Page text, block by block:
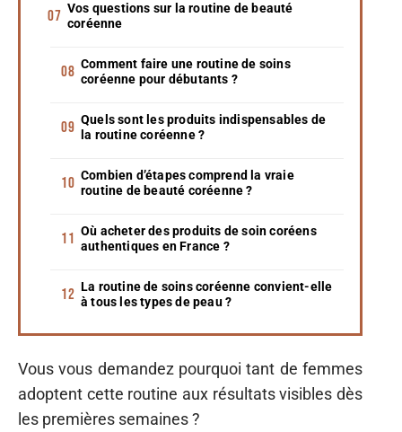
Vos questions sur la routine de beauté
coréenne
Comment faire une routine de soins
coréenne pour débutants ?
Quels sont les produits indispensables de
la routine coréenne ?
Combien d’étapes comprend la vraie
routine de beauté coréenne ?
Où acheter des produits de soin coréens
authentiques en France ?
La routine de soins coréenne convient-elle
à tous les types de peau ?
Vous vous demandez pourquoi tant de femmes
adoptent cette routine aux résultats visibles dès
les premières semaines ?